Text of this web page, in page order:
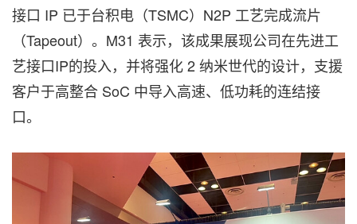
接口 IP 已于台积电（TSMC）N2P 工艺完成流片
（Tapeout）。M31 表示，该成果展现公司在先进工
艺接口IP的投入，并将强化 2 纳米世代的设计，支援
客户于高整合 SoC 中导入高速、低功耗的连结接
口。